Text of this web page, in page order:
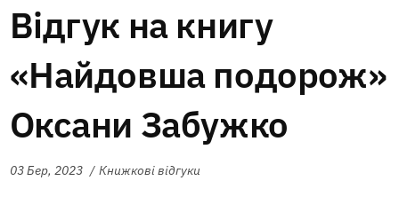
Відгук на книгу
«Найдовша подорож»
Оксани Забужко
03 Бер, 2023 Книжкові відгуки